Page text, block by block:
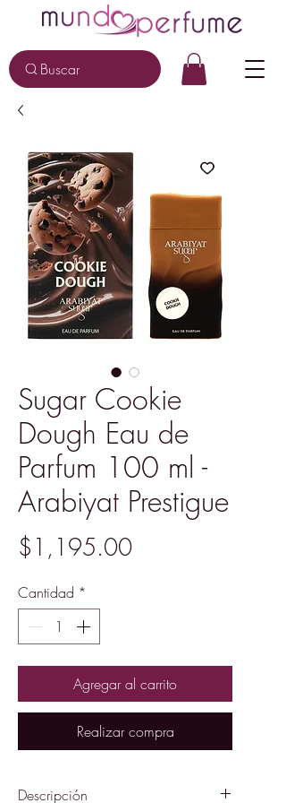
Buscar
Sugar Cookie
Dough Eau de
Parfum 100 ml -
Arabiyat Prestigue
$1,195.00Precio
Cantidad *
Agregar al carrito
Realizar compra
Descripción